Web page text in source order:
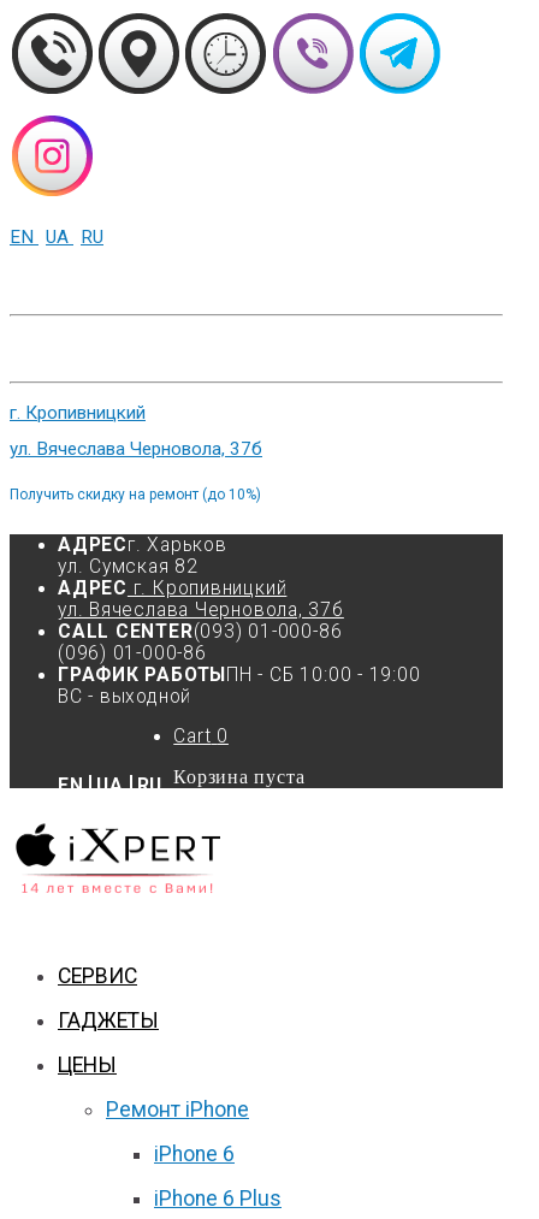
EN UA RU
г. Кропивницкий
ул. Вячеслава Черновола, 37б
Получить скидку на ремонт (до 10%)
АДРЕСг. Харьков
ул. Сумская 82
АДРЕС г. Кропивницкий
ул. Вячеслава Черновола, 37б
CALL CENTER(093) 01-000-86
(096) 01-000-86
ГРАФИК РАБОТЫ ПН - СБ 10:00 - 19:00
ВС - выходной
EN UA RU
Cart 0
Корзина пуста
СЕРВИС
ГАДЖЕТЫ
ЦЕНЫ
Ремонт iPhone
iPhone 6
iPhone 6 Plus